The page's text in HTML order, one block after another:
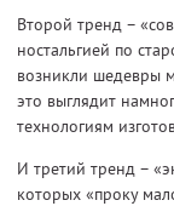
Второй тренд –
ностальгией по
возникли шедевры
это выглядит
технологиям
И третий тренд –
которых «проку